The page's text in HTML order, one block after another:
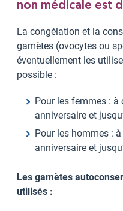
non médicale est
La congélation et la
gamètes (ovocytes ou
éventuellement les
possible :
Pour les femmes :
anniversaire et
Pour les hommes :
anniversaire et
Les gamètes
utilisés :